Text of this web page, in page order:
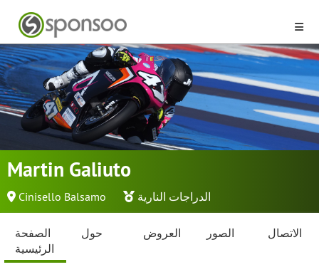
Martin Galiuto
Cinisello Balsamo الدراجات النارية
الصفحة
الرئيسية
حول العروض الصور الاتصال